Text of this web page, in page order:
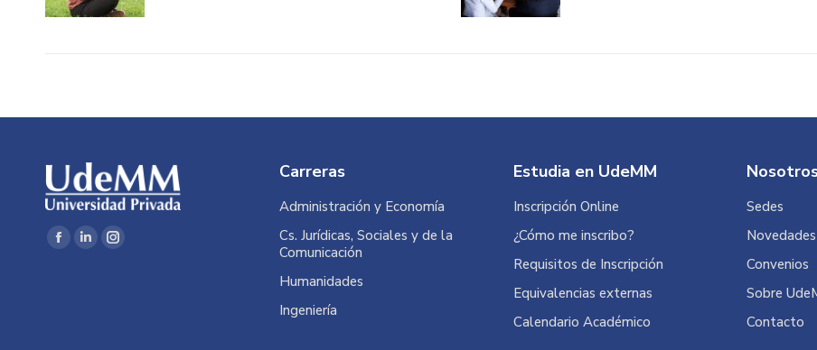
Encuéntranos en:
Facebook
LinkedinInstagram
Carreras
Administración y Economía
Cs. Jurídicas, Sociales y de la
Comunicación
Humanidades
Ingeniería
Estudia en UdeMM
Inscripción Online
¿Cómo me inscribo?
Requisitos de Inscripción
Equivalencias externas
Calendario Académico
Sedes
Convenios
Sobre
Contacto